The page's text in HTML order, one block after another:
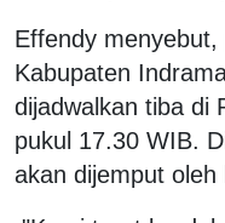
Effendy menyebut,
Kabupaten
dijadwalkan tiba di
pukul 17.30 WIB.
akan dijemput